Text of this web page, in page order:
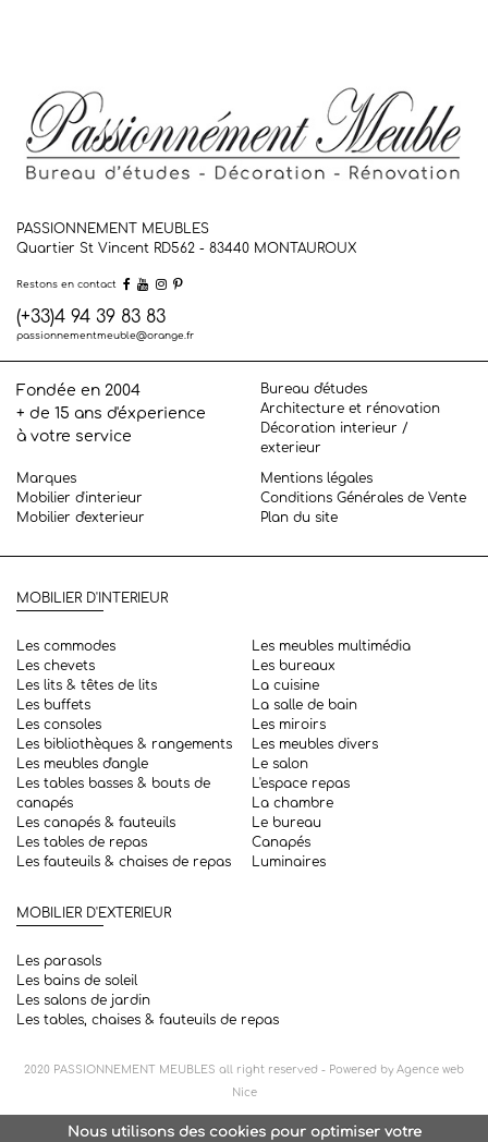
PASSIONNEMENT MEUBLES
Quartier St Vincent RD562 - 83440 MONTAUROUX
Restons en contact
(+33)4 94 39 83 83
passionnementmeuble@orange.fr
Fondée en 2004
+ de 15 ans d'éxperience
à votre service
Bureau d'études
Architecture et rénovation
Décoration interieur /
exterieur
Marques
Mobilier d'interieur
Mobilier d'exterieur
Mentions légales
Conditions Générales de Vente
Plan du site
MOBILIER D'INTERIEUR
Les commodes
Les chevets
Les lits & têtes de lits
Les buffets
Les consoles
Les bibliothèques & rangements
Les meubles d'angle
Les tables basses & bouts de
canapés
Les canapés & fauteuils
Les tables de repas
Les fauteuils & chaises de repas
Les meubles multimédia
Les bureaux
La cuisine
La salle de bain
Les miroirs
Les meubles divers
Le salon
L'espace repas
La chambre
Le bureau
Canapés
Luminaires
MOBILIER D'EXTERIEUR
Les parasols
Les bains de soleil
Les salons de jardin
Les tables, chaises & fauteuils de repas
2020 PASSIONNEMENT MEUBLES all right reserved - Powered byAgence web
Nice
Nous utilisons des cookies pour optimiser votre